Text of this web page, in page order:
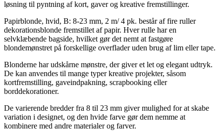
løsning til pyntning af kort, gaver og kreative fremstillinger.
Papirblonde, hvid, B: 8-23 mm, 2 m/ 4 pk. består af fire ruller
dekorationsblonde fremstillet af papir. Hver rulle har en
selvklæbende bagside, hvilket gør det nemt at fastgøre
blondemønstret på forskellige overflader uden brug af lim eller tape.
Blonderne har udskårne mønstre, der giver et let og elegant udtryk.
De kan anvendes til mange typer kreative projekter, såsom
kortfremstilling, gaveindpakning, scrapbooking eller
borddekorationer.
De varierende bredder fra 8 til 23 mm giver mulighed for at skabe
variation i designet, og den hvide farve gør dem nemme at
kombinere med andre materialer og farver.